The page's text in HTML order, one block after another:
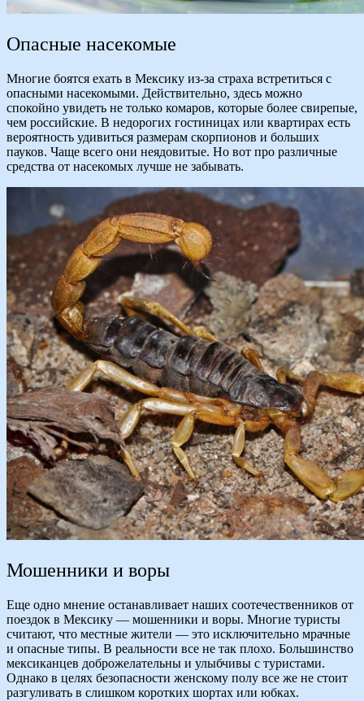
Опасные насекомые
Многие боятся ехать в Мексику из-за страха встретиться с
опасными насекомыми. Действительно, здесь можно
спокойно увидеть не только комаров, которые более свирепые,
чем российские. В недорогих гостиницах или квартирах есть
вероятность удивиться размерам скорпионов и больших
пауков. Чаще всего они неядовитые. Но вот про различные
средства от насекомых лучше не забывать.
Мошенники и воры
Еще одно мнение останавливает наших соотечественников от
поездок в Мексику — мошенники и воры. Многие туристы
считают, что местные жители — это исключительно мрачные
и опасные типы. В реальности все не так плохо. Большинство
мексиканцев доброжелательны и улыбчивы с туристами.
Однако в целях безопасности женскому полу все же не стоит
разгуливать в слишком коротких шортах или юбках.